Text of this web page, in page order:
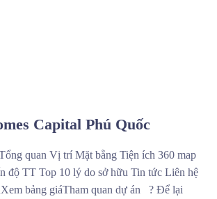
Capital Phú Quốc
quan Vị trí Mặt bằng Tiện ích 360 map
độ TT Top 10 lý do sở hữu Tin tức Liên hệ
bảng giáTham quan dự án ? Để lại